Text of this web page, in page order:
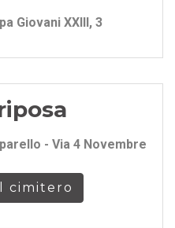
Giovani XXIII, 3
- Via 4 Novembre
cimitero